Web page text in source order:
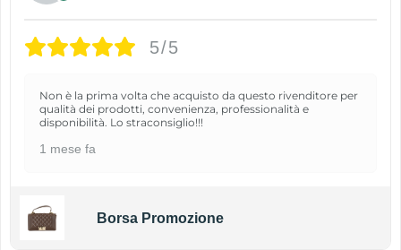
5/5
Non è la prima volta che acquisto da questo rivenditore per
qualità dei prodotti, convenienza, professionalità e
disponibilità. Lo straconsiglio!!!
1 mese fa
Borsa Promozione